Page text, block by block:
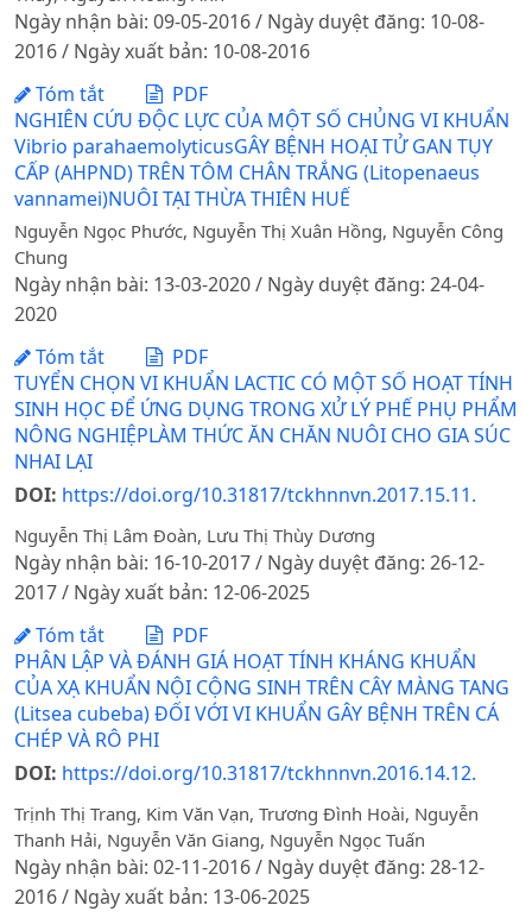
Ngày nhận bài: 09-05-2016 / Ngày duyệt đăng: 10-08-
2016 / Ngày xuất bản: 10-08-2016
Tóm tắt
PDF
NGHIÊN CỨU ĐỘC LỰC CỦA MỘT SỐ CHỦNG VI KHUẨN
Vibrio parahaemolyticusGÂY BỆNH HOẠI TỬ GAN TỤY
CẤP (AHPND) TRÊN TÔM CHÂN TRẮNG (Litopenaeus
vannamei)NUÔI TẠI THỪA THIÊN HUẾ
Nguyễn Ngọc Phước, Nguyễn Thị Xuân Hồng, Nguyễn Công
Chung
Ngày nhận bài: 13-03-2020 / Ngày duyệt đăng: 24-04-
2020
Tóm tắt
PDF
TUYỂN CHỌN VI KHUẨN LACTIC CÓ MỘT SỐ HOẠT TÍNH
SINH HỌC ĐỂ ỨNG DỤNG TRONG XỬ LÝ PHẾ PHỤ PHẨM
NÔNG NGHIỆPLÀM THỨC ĂN CHĂN NUÔI CHO GIA SÚC
NHAI LẠI
DOI: https://doi.org/10.31817/tckhnnvn.2017.15.11.
Nguyễn Thị Lâm Đoàn, Lưu Thị Thùy Dương
Ngày nhận bài: 16-10-2017 / Ngày duyệt đăng: 26-12-
2017 / Ngày xuất bản: 12-06-2025
Tóm tắt
PDF
PHÂN LẬP VÀ ĐÁNH GIÁ HOẠT TÍNH KHÁNG KHUẨN
CỦA XẠ KHUẨN NỘI CỘNG SINH TRÊN CÂY MÀNG TANG
(Litsea cubeba) ĐỐI VỚI VI KHUẨN GÂY BỆNH TRÊN CÁ
CHÉP VÀ RÔ PHI
DOI: https://doi.org/10.31817/tckhnnvn.2016.14.12.
Trịnh Thị Trang, Kim Văn Vạn, Trương Đình Hoài, Nguyễn
Thanh Hải, Nguyễn Văn Giang, Nguyễn Ngọc Tuấn
Ngày nhận bài: 02-11-2016 / Ngày duyệt đăng: 28-12-
2016 / Ngày xuất bản: 13-06-2025